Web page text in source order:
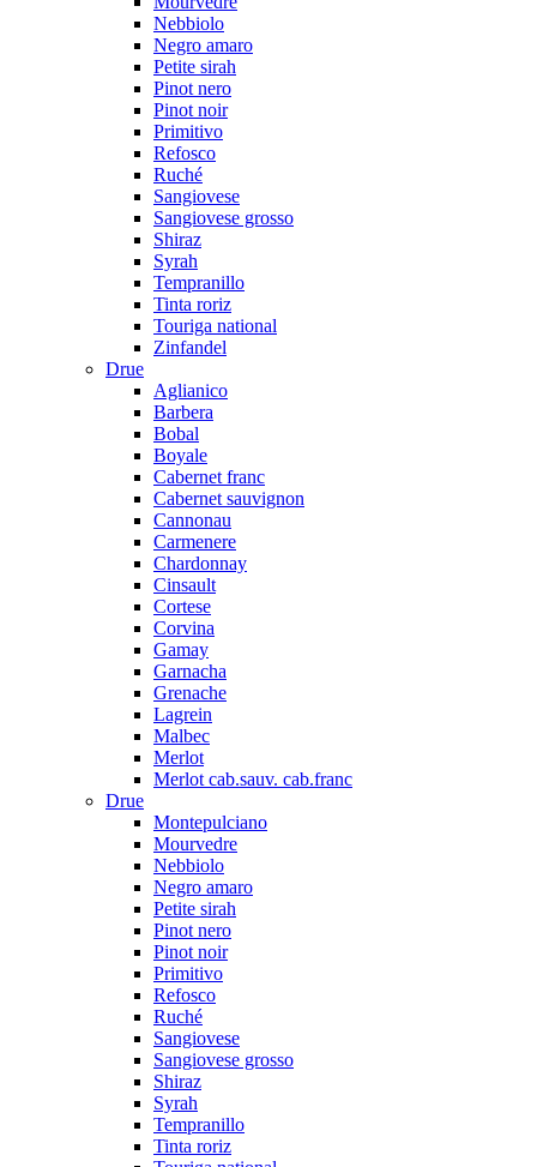
Nebbiolo
Negro amaro
Petite sirah
Pinot nero
Pinot noir
Primitivo
Refosco
Ruché
Sangiovese
Sangiovese grosso
Shiraz
Syrah
Tempranillo
Tinta roriz
Touriga national
Zinfandel
Drue
Aglianico
Barbera
Bobal
Boyale
Cabernet franc
Cabernet sauvignon
Cannonau
Carmenere
Chardonnay
Cinsault
Cortese
Corvina
Gamay
Garnacha
Grenache
Lagrein
Malbec
Merlot
Merlot cab.sauv. cab.franc
Drue
Montepulciano
Mourvedre
Nebbiolo
Negro amaro
Petite sirah
Pinot nero
Pinot noir
Primitivo
Refosco
Ruché
Sangiovese
Sangiovese grosso
Shiraz
Syrah
Tempranillo
Tinta roriz